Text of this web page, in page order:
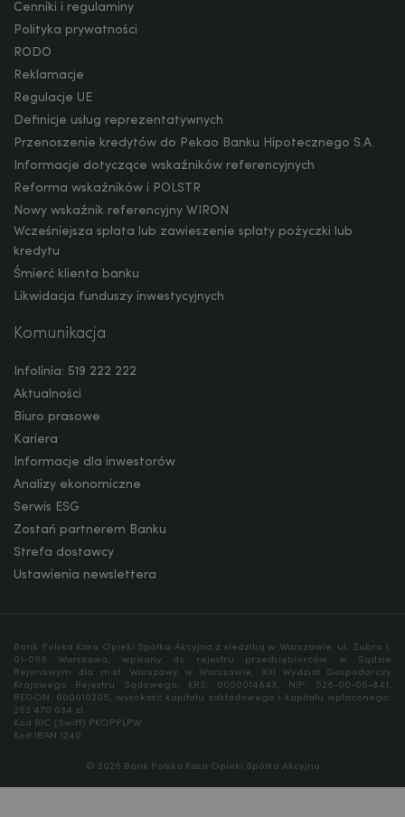
Cenniki i regulaminy
Polityka prywatności
RODO
Reklamacje
Regulacje UE
Definicje usług reprezentatywnych
Przenoszenie kredytów do Pekao Banku Hipotecznego S.A.
Informacje dotyczące wskaźników referencyjnych
Reforma wskaźników i POLSTR
Nowy wskaźnik referencyjny WIRON
Wcześniejsza spłata lub zawieszenie spłaty pożyczki lub
kredytu
Śmierć klienta banku
Likwidacja funduszy inwestycyjnych
Komunikacja
Infolinia: 519 222 222
Aktualności
Biuro prasowe
Kariera
Informacje dla inwestorów
Analizy ekonomiczne
Serwis ESG
Zostań partnerem Banku
Strefa dostawcy
Ustawienia newslettera
Bank Polska Kasa Opieki Spółka Akcyjna z siedzibą w Warszawie, ul. Żubra 1,
01-066 Warszawa, wpisany do rejestru przedsiębiorców w Sądzie
Rejonowym dla m.st. Warszawy w Warszawie, XIII Wydział Gospodarczy
Krajowego Rejestru Sądowego, KRS: 0000014843, NIP: 526-00-06-841,
REGON: 000010205, wysokość kapitału zakładowego i kapitału wpłaconego:
262 470 034 zł.
Kod BIC (Swift) PKOPPLPW
Kod IBAN 1240
© 2026 Bank Polska Kasa Opieki Spółka Akcyjna